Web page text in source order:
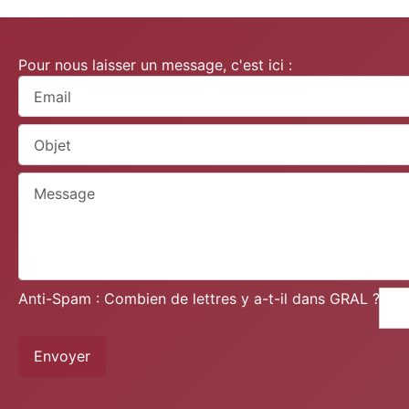
Pour nous laisser un message, c'est ici :
Anti-Spam : Combien de lettres y a-t-il dans GRAL ?